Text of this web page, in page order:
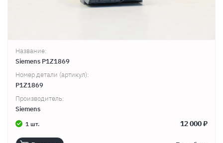
Название:
Siemens P1Z1869
Номер детали (артикул):
P1Z1869
Производитель:
Siemens
1 шт. 12 000 ₽